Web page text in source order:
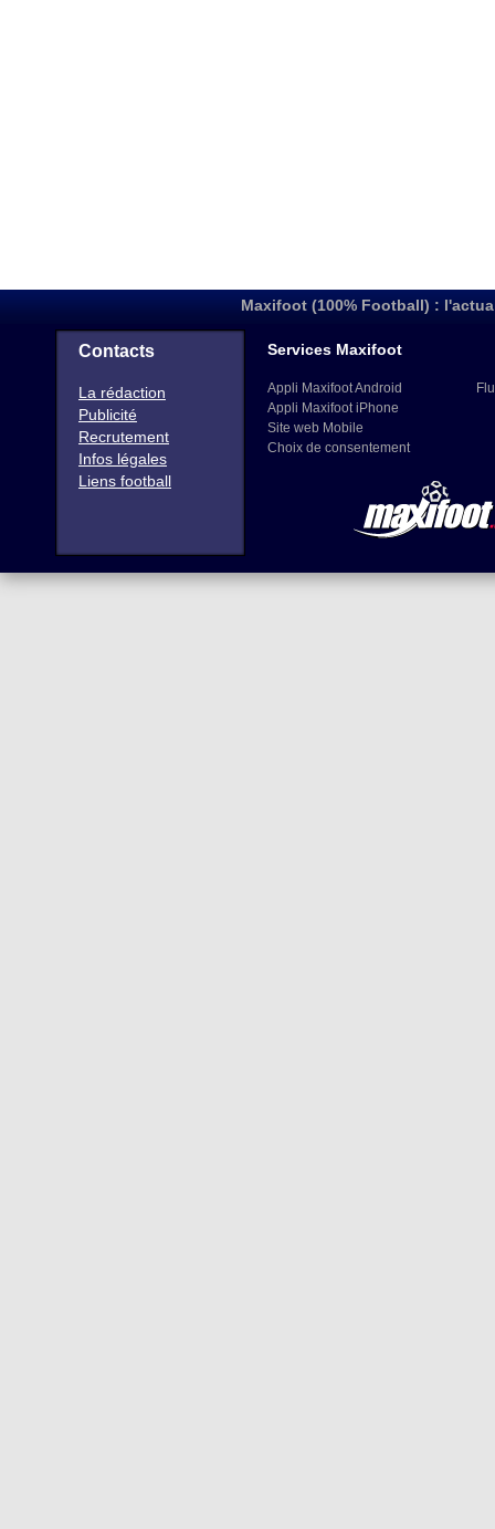
Maxifoot (100% Football) :
Contacts
La rédaction
Publicité
Recrutement
Infos légales
Liens football
Services Maxifoot
Appli Maxifoot Android
Appli Maxifoot iPhone
Site web Mobile
Choix de consentement